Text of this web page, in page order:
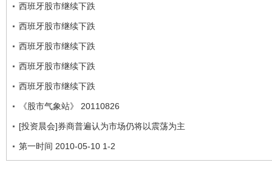
西班牙股市继续下跌
西班牙股市继续下跌
西班牙股市继续下跌
西班牙股市继续下跌
西班牙股市继续下跌
《股市气象站》 20110826
[投资晨会]券商普遍认为市场仍将以震荡为主
第一时间 2010-05-10 1-2